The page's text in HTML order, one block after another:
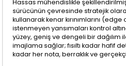
Hassas mühendislikle
sürücünün çevresinde stratejik
kullanarak kenar kırınımlarını
istenmeyen yansımaları kontrol
yüzey, geniş ve dengeli bir dağılım
imajlama sağlar; fısıltı kadar hafif
kadar her nota, berraklık ve